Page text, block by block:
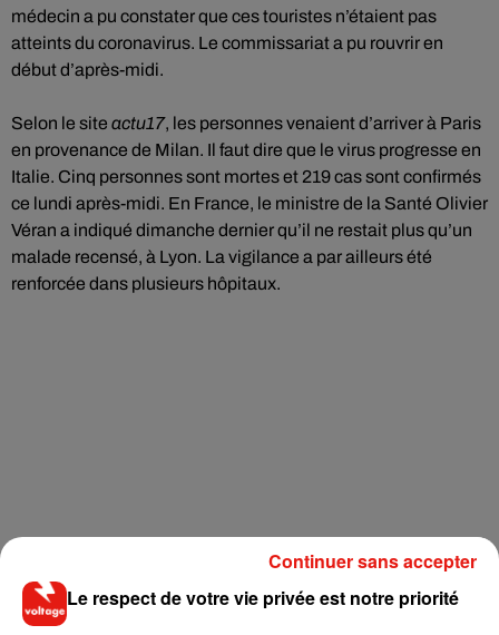
médecin a pu constater que ces touristes n’étaient pas
atteints du coronavirus. Le commissariat a pu rouvrir en
début d’après-midi.
Selon le site actu17, les personnes venaient d’arriver à Paris
en provenance de Milan. Il faut dire que le virus progresse en
Italie. Cinq personnes sont mortes et 219 cas sont confirmés
ce lundi après-midi. En France, le ministre de la Santé Olivier
Véran a indiqué dimanche dernier qu’il ne restait plus qu’un
malade recensé, à Lyon. La vigilance a par ailleurs été
renforcée dans plusieurs hôpitaux.
Le respect de votre vie privée est notre priorité
Continuer sans accepter